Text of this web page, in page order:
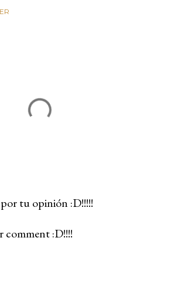
tu opinión :D!!!!!
:D!!!!